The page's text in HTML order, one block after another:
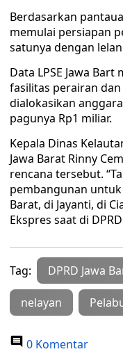
Berdasarkan
memulai persiapan
satunya dengan
Data LPSE Jawa
fasilitas perairan
dialokasikan
pagunya Rp1 miliar.
Kepala Dinas
Jawa Barat Rinny
rencana tersebut.
pembangunan untuk
Barat, di Jayanti, di
Ekspres saat di
Tag: DPRD Jawa
nelayan
0 Komentar